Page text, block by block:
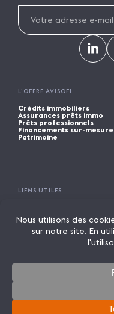
L’OFFRE AVISOFI
Crédits immobiliers
Assurances prêts immo
Prêts professionnels
Financements sur-mesure
Patrimoine
LIENS UTILES
Trouver une agence
Parrainage
Rejoindre Avisofi
Candidature spontanée
Licence de marque
Lexique
Un crédit vous
capacités de